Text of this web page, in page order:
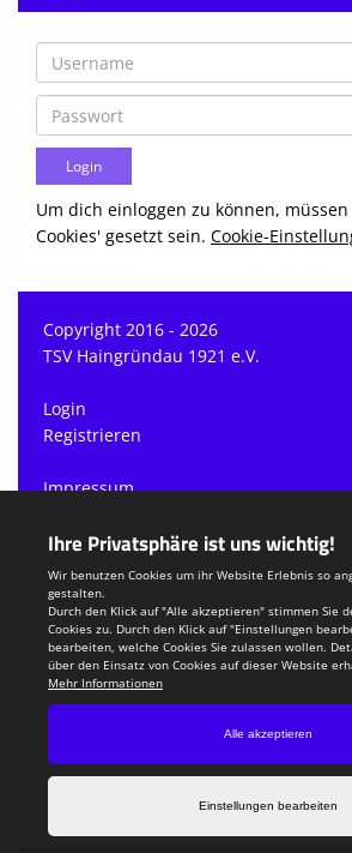
Um dich einloggen zu können,
Cookies' gesetzt sein. Cookie-
Copyright 2016 - 2026
TSV Haingründau 1921 e.V.
Login
Registrieren
Impressum
Teamsports 2
Dein Sportverein online